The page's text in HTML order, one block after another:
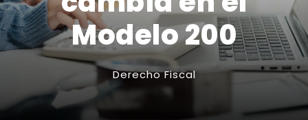
Modelo 200
Derecho Fiscal